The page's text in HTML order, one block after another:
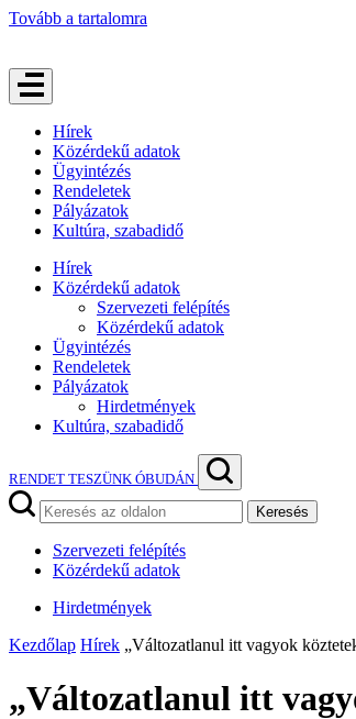
Tovább a tartalomra
Hírek
Közérdekű adatok
Ügyintézés
Rendeletek
Pályázatok
Kultúra, szabadidő
Hírek
Közérdekű adatok
Szervezeti felépítés
Közérdekű adatok
Ügyintézés
Rendeletek
Pályázatok
Hirdetmények
Kultúra, szabadidő
RENDET TESZÜNK ÓBUDÁN
Keresés
Szervezeti felépítés
Közérdekű adatok
Hirdetmények
Kezdőlap Hírek „Változatlanul itt vagyok
„Változatlanul itt